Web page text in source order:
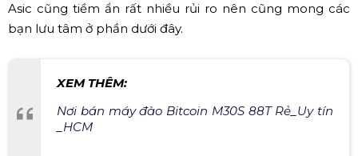
Asic cũng tiềm ẩn rất nhiều rủi ro nên cũng mong các
bạn lưu tâm ở phần dưới đây.
XEM THÊM:
Nơi bán máy đào Bitcoin M30S 88T Rẻ_Uy tín
_HCM